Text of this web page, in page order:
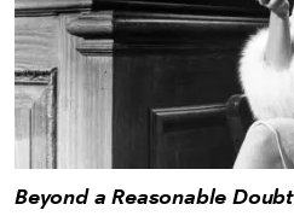
Beyond a Reasonable Doubt